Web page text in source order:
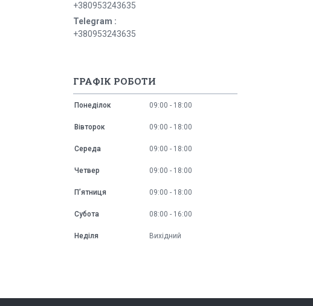
+380953243635
Telegram
+380953243635
ГРАФІК РОБОТИ
Понеділок 09:00 18:00
Вівторок 09:00 18:00
Середа 09:00 18:00
Четвер 09:00 18:00
Пʼятниця 09:00 18:00
Субота 08:00 16:00
Неділя Вихідний